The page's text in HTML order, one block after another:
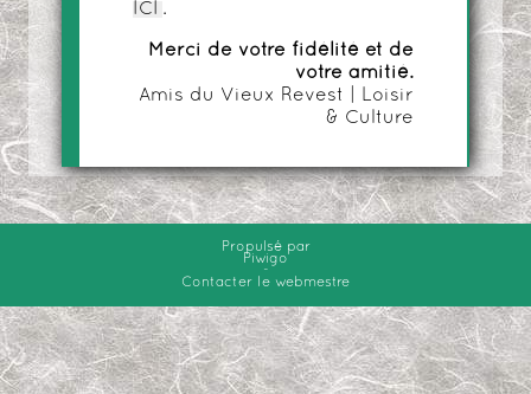
ICI
.
Merci de votre fidélité et de
votre amitié.
Amis du Vieux Revest | Loisir
& Culture
Propulsé par
Piwigo
-
Contacter le webmestre